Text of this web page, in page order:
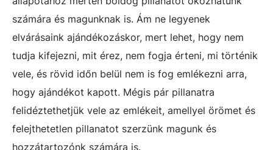
számára és magunknak is. Ám ne legyenek
elvárásaink ajándékozáskor, mert lehet, hogy nem
tudja kifejezni, mit érez, nem fogja érteni, mi történik
vele, és rövid időn belül nem is fog emlékezni arra,
hogy ajándékot kapott. Mégis pár pillanatra
felidéztethetjük vele az emlékeit, amellyel örömet és
felejthetetlen pillanatot szerzünk magunk és
hozzátartozónk számára is.